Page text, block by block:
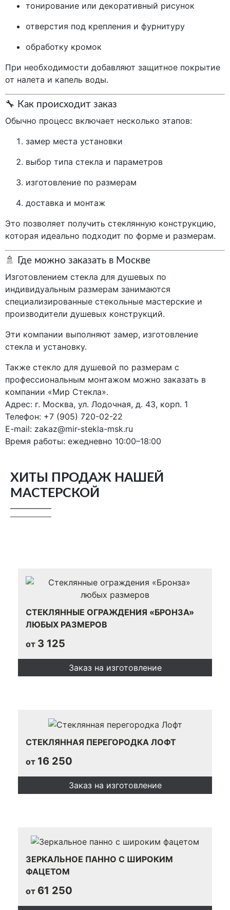
тонирование или декоративный рисунок
отверстия под крепления и фурнитуру
обработку кромок
При необходимости добавляют защитное покрытие
от налета и капель воды.
🔧 Как происходит заказ
Обычно процесс включает несколько этапов:
замер места установки
выбор типа стекла и параметров
изготовление по размерам
доставка и монтаж
Это позволяет получить стеклянную конструкцию,
которая идеально подходит по форме и размерам.
🚿 Где можно заказать в Москве
Изготовлением стекла для душевых по
индивидуальным размерам занимаются
специализированные стекольные мастерские и
производители душевых конструкций.
Эти компании выполняют замер, изготовление
стекла и установку.
Также стекло для душевой по размерам с
профессиональным монтажом можно заказать в
компании «Мир Стекла».
Адрес: г. Москва, ул. Лодочная, д. 43, корп. 1
Телефон: +7 (905) 720-02-22
E-mail: zakaz@mir-stekla-msk.ru
Время работы: ежедневно 10:00–18:00
ХИТЫ ПРОДАЖ НАШЕЙ
МАСТЕРСКОЙ
СТЕКЛЯННЫЕ ОГРАЖДЕНИЯ «БРОНЗА»
ЛЮБЫХ РАЗМЕРОВ
от 3 125
Заказ на изготовление
СТЕКЛЯННАЯ ПЕРЕГОРОДКА ЛОФТ
от 16 250
Заказ на изготовление
ЗЕРКАЛЬНОЕ ПАННО С ШИРОКИМ
ФАЦЕТОМ
от 61 250